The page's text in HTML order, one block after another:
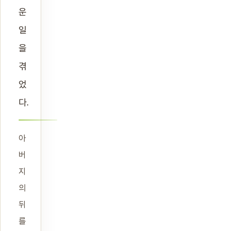
운
일
을
겪
었
다.
아
버
지
의
뒤
를